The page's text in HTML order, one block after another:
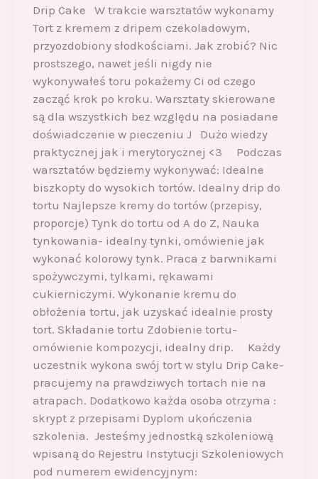
Drip Cake W trakcie warsztatów wykonamy
Tort z kremem z dripem czekoladowym,
przyozdobiony słodkościami. Jak zrobić? Nic
prostszego, nawet jeśli nigdy nie
wykonywałeś toru pokażemy Ci od czego
zacząć krok po kroku. Warsztaty skierowane
są dla wszystkich bez względu na posiadane
doświadczenie w pieczeniu J Dużo wiedzy
praktycznej jak i merytorycznej <3 Podczas
warsztatów będziemy wykonywać: Idealne
biszkopty do wysokich tortów. Idealny drip do
tortu Najlepsze kremy do tortów (przepisy,
proporcje) Tynk do tortu od A do Z, Nauka
tynkowania- idealny tynki, omówienie jak
wykonać kolorowy tynk. Praca z barwnikami
spożywczymi, tylkami, rękawami
cukierniczymi. Wykonanie kremu do
obłożenia tortu, jak uzyskać idealnie prosty
tort. Składanie tortu Zdobienie tortu-
omówienie kompozycji, idealny drip. Każdy
uczestnik wykona swój tort w stylu Drip Cake-
pracujemy na prawdziwych tortach nie na
atrapach. Dodatkowo każda osoba otrzyma :
skrypt z przepisami Dyplom ukończenia
szkolenia. Jesteśmy jednostką szkoleniową
wpisaną do Rejestru Instytucji Szkoleniowych
pod numerem ewidencyjnym: